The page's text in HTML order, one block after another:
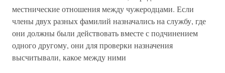
местнические отношения между чужеродцами. Если
члены двух разных фамилий назначались на службу, где
они должны были действовать вместе с подчинением
одного другому, они для проверки назначения
высчитывали, какое между ними